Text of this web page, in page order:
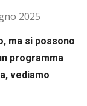
2025
ma si possono
programma
vediamo